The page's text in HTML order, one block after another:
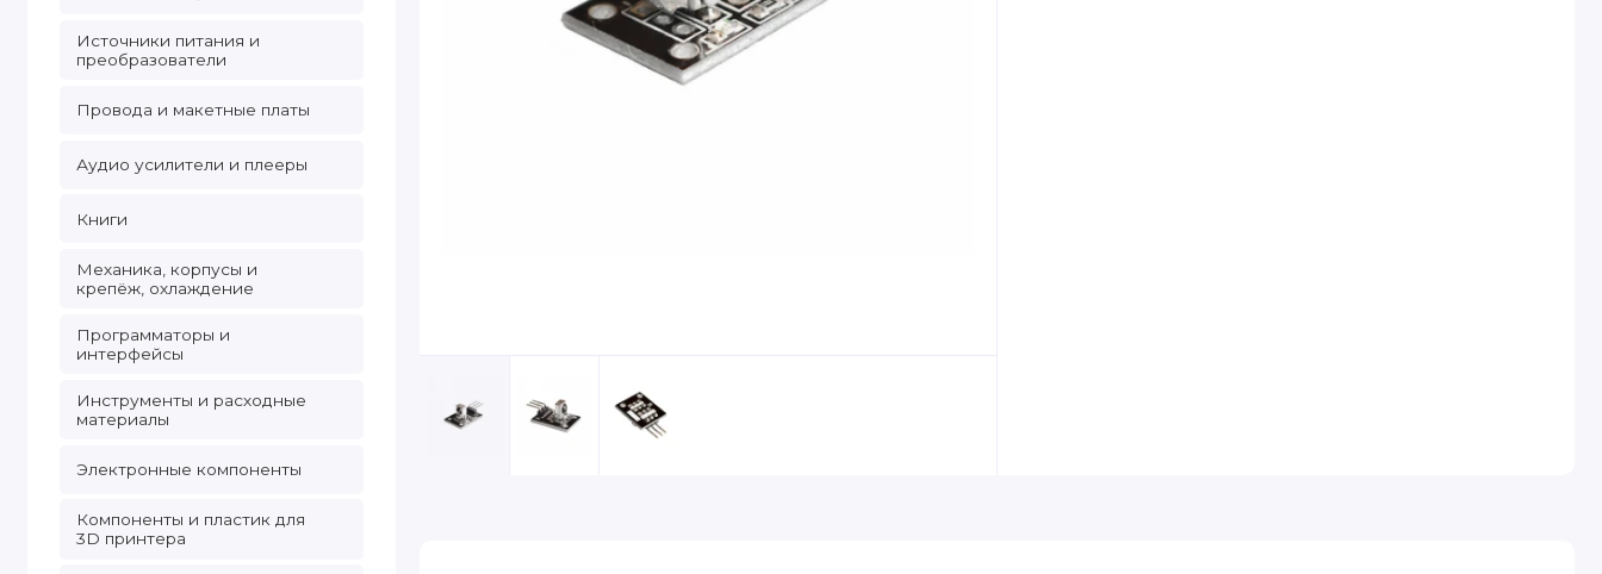
Источники питания и
преобразователи
Провода и макетные платы
Аудио усилители и плееры
Книги
Механика, корпусы и
крепёж, охлаждение
Программаторы и
интерфейсы
Инструменты и расходные
материалы
Электронные компоненты
Компоненты и пластик для
3D принтера